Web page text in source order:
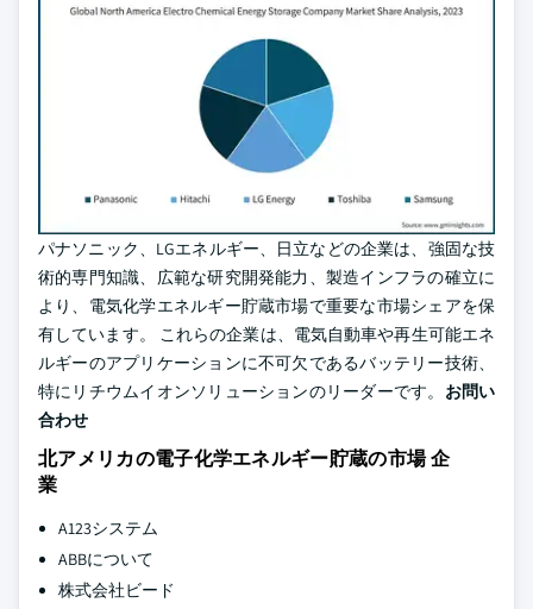
パナソニック、LGエネルギー、日立などの企業は、強固な技
術的専門知識、広範な研究開発能力、製造インフラの確立に
より、電気化学エネルギー貯蔵市場で重要な市場シェアを保
有しています。 これらの企業は、電気自動車や再生可能エネ
ルギーのアプリケーションに不可欠であるバッテリー技術、
特にリチウムイオンソリューションのリーダーです。 お問い
合わせ
北アメリカの電子化学エネルギー貯蔵の市場 企
業
A123システム
ABBについて
株式会社ビード